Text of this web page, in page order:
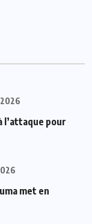
l’attaque pour
met en